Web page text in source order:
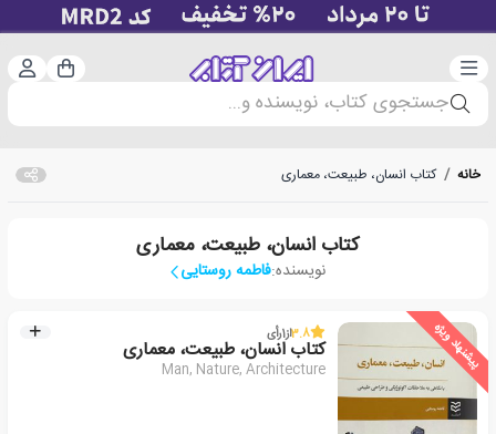
دسته‌بندی سبد
جستجوی کتاب، نویسنده و...
خانه / کتاب انسان، طبیعت، معماری
کتاب انسان، طبیعت، معماری
نویسنده:فاطمه روستایی
پیشنهاد ویژه 3.8از1رأی
کتاب انسان، طبیعت، معماری
Man, Nature, Architecture